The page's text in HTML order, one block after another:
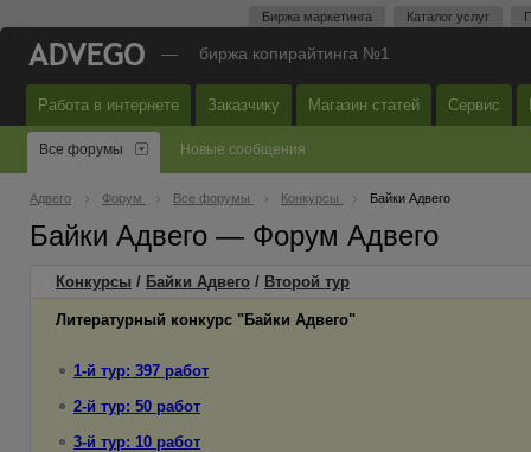
Биржа маркетинга Каталог услуг
— биржа копирайтинга №1
Работа в интернете Заказчику Магазин статей Сервис
Все форумы Новые сообщения
Адвего Форум Все форумы Конкурсы Байки Адвего
Байки Адвего — Форум Адвего
Конкурсы / Байки Адвего / Второй тур
Литературный конкурс "Байки Адвего"
1-й тур: 397 работ
2-й тур: 50 работ
3-й тур: 10 работ